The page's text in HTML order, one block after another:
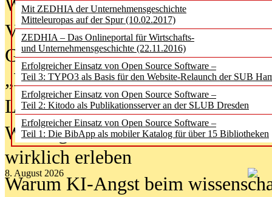
Mit ZEDHIA der Unternehmensgeschichte
Mitteleuropas auf der Spur (10.02.2017)
ZEDHIA – Das Onlineportal für Wirtschafts-
und Unternehmensgeschichte (22.11.2016)
Erfolgreicher Einsatz von Open Source Software –
Teil 3: TYPO3 als Basis für den Website-Relaunch der SUB
Erfolgreicher Einsatz von Open Source Software –
Teil 2: Kitodo als Publikationsserver an der SLUB Dresden
Erfolgreicher Einsatz von Open Source Software –
Teil 1: Die BibApp als mobiler Katalog für über 15 Bibliotheken
8. August 2026
Wenn Bots katalogisieren
Von Abschlusskleidern bis
Geisterjagd-Ausrüstung in der
„Library of Things“ unterwegs
Lesen als Infrastrukturaufgabe
Wie Jugendliche Social Media
wirklich erleben
Warum KI-Angst beim